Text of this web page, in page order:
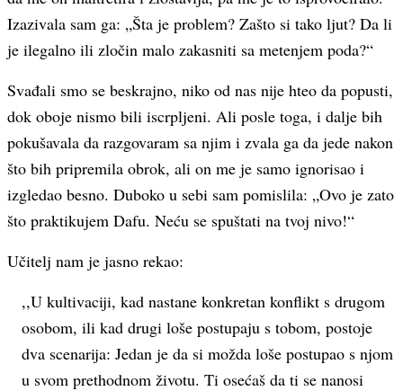
Izazivala sam ga: „Šta je problem? Zašto si tako ljut? Da li
je ilegalno ili zločin malo zakasniti sa metenjem poda?“
Svađali smo se beskrajno, niko od nas nije hteo da popusti,
dok oboje nismo bili iscrpljeni. Ali posle toga, i dalje bih
pokušavala da razgovaram sa njim i zvala ga da jede nakon
što bih pripremila obrok, ali on me je samo ignorisao i
izgledao besno. Duboko u sebi sam pomislila: „Ovo je zato
što praktikujem Dafu. Neću se spuštati na tvoj nivo!“
Učitelj nam je jasno rekao:
,,U kultivaciji, kad nastane konkretan konflikt s drugom
osobom, ili kad drugi loše postupaju s tobom, postoje
dva scenarija: Jedan je da si možda loše postupao s njom
u svom prethodnom životu. Ti osećaš da ti se nanosi